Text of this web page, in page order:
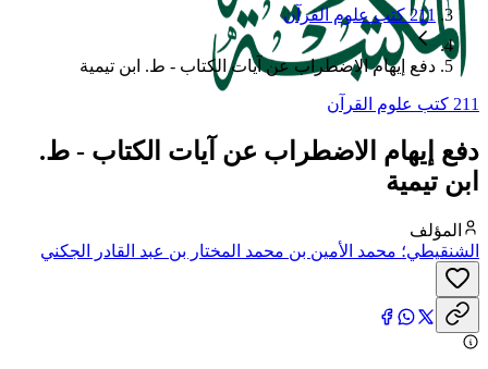
211 كتب علوم القرآن
دفع إيهام الاضطراب عن آيات الكتاب - ط. ابن تيمية
211 كتب علوم القرآن
دفع إيهام الاضطراب عن آيات الكتاب - ط.
ابن تيمية
المؤلف
الشنقيطي؛ محمد الأمين بن محمد المختار بن عبد القادر الجكني
الشنقيطي